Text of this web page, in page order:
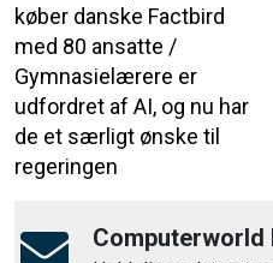
køber danske Factbird
med 80 ansatte /
Gymnasielærere er
udfordret af AI, og nu har
de et særligt ønske til
regeringen
Computerworld